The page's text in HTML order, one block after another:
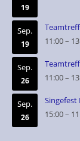
19
Sep.
19
11:00–
Sep.
26
11:00–
Sep.
26
Singefest
15:00–